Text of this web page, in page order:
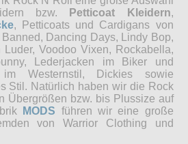
bzw.
Petticoat Kleidern,
, Petticoats und Cardigans von
Dancing Days, Lindy Bop,
Luder, Voodoo Vixen, Rockabella,
Lederjacken im Biker und
im Westernstil, Dickies sowie
Stil. Natürlich haben wir die Rock
Übergrößen bzw. bis Plussize auf
MODS führen wir eine große
von Warrior Clothing und